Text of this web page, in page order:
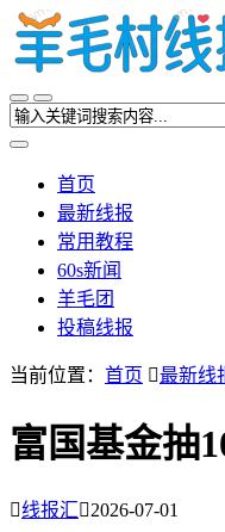
首页
最新线报
常用教程
60s新闻
羊毛团
投稿线报
当前位置： 首页 最新线
富国基金抽
线报汇2026-07-01